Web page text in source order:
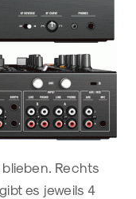
Rechts
es jeweils 4